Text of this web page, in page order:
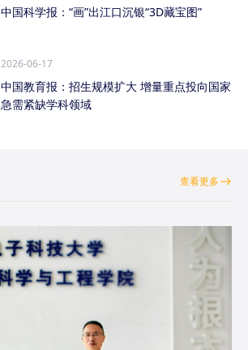
中国科学报：“画”出江口沉银“3D藏宝图”
2026-06-17
中国教育报：招生规模扩大 增量重点投向国家
急需紧缺学科领域
查看更多